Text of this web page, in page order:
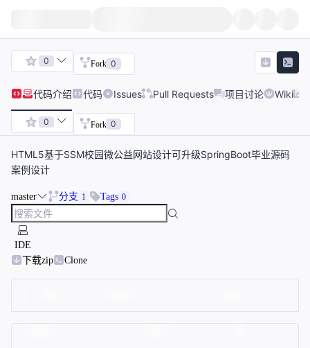
0 Fork 0
代码介绍 代码 Issues Pull Requests 项目讨论 Wiki
0 Fork 0
HTML5基于SSM校园微公益网站设计可升级SpringBoot毕业源码
案例设计
master 分支 1 Tags 0
IDE
下载zip
Clone